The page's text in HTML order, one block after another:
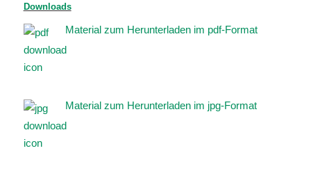
Downloads
Material zum Herunterladen im pdf-Format
Material zum Herunterladen im jpg-Format